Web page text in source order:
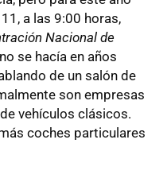
a las 9:00 horas,
Nacional de
se hacía en años
de un salón de
son empresas
vehículos clásicos.
coches particulares